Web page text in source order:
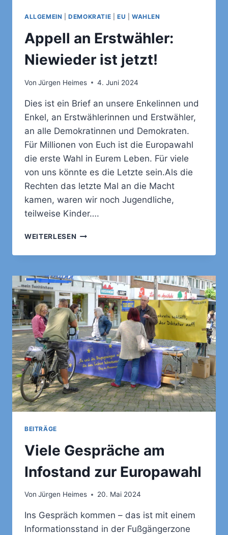
ALLGEMEIN |DEMOKRATIE EU WAHLEN
Appell an Erstwähler:
Niewieder ist jetzt!
Von Jürgen Heimes 4. Juni 2024
Dies ist ein Brief an unsere Enkelinnen und
Enkel, an Erstwählerinnen und Erstwähler,
an alle Demokratinnen und Demokraten.
Für Millionen von Euch ist die Europawahl
die erste Wahl in Eurem Leben. Für viele
von uns könnte es die Letzte sein.Als die
Rechten das letzte Mal an die Macht
kamen, waren wir noch Jugendliche,
teilweise Kinder….
WEITERLESEN APPELL
ERSTWÄHLER:
IST
JETZT!
BEITRÄGE
Viele Gespräche am
Infostand zur Europawahl
Von Jürgen Heimes 20. Mai 2024
Ins Gespräch kommen – das ist mit einem
Informationsstand in der Fußgängerzone